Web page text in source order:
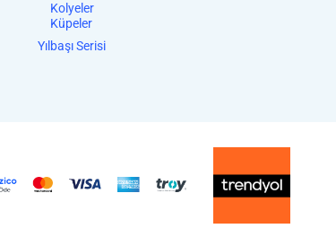
Kolyeler
Küpeler
Yılbaşı Serisi